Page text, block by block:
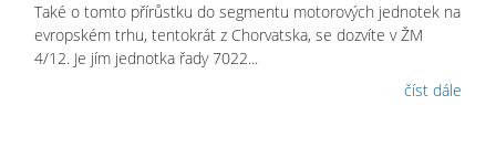
Také o tomto přírůstku do segmentu motorových jednotek na
evropském trhu, tentokrát z Chorvatska, se dozvíte v ŽM
4/12. Je jím jednotka řady 7022...
číst dále